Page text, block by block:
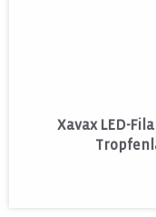
Xavax LED-